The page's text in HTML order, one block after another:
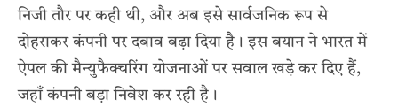
निजी तौर पर कही थी, और अब इसे सार्वजनिक रूप से
दोहराकर कंपनी पर दबाव बढ़ा दिया है। इस बयान ने भारत में
ऐपल की मैन्युफैक्चरिंग योजनाओं पर सवाल खड़े कर दिए हैं,
जहाँ कंपनी बड़ा निवेश कर रही है।